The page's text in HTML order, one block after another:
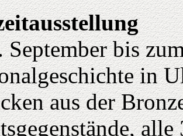
September bis
in
aus der